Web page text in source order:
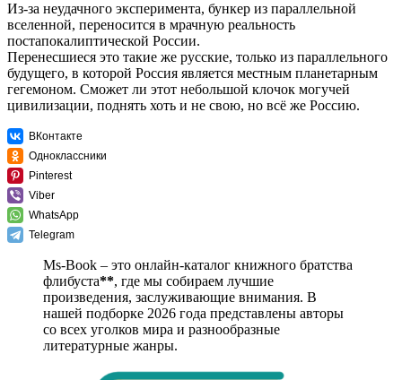
Из-за неудачного эксперимента, бункер из параллельной
вселенной, переносится в мрачную реальность
постапокалиптической России.
Перенесшиеся это такие же русские, только из параллельного
будущего, в которой Россия является местным планетарным
гегемоном. Сможет ли этот небольшой клочок могучей
цивилизации, поднять хоть и не свою, но всё же Россию.
ВКонтакте
Одноклассники
Pinterest
Viber
WhatsApp
Telegram
Ms-Book – это онлайн-каталог книжного братства
флибуста**, где мы собираем лучшие
произведения, заслуживающие внимания. В
нашей подборке 2026 года представлены авторы
со всех уголков мира и разнообразные
литературные жанры.